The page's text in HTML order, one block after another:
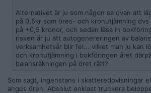
Alternativet är ju som någon sa ovan att
på 0,5kr som öres- och kronutjämning
på +0,5 kronor, och sedan läsa in
risken är ju att autogenereringen av
verksamhetsår blir fel... vilket man ju kan
och kronutjämning i bokföringen året
balansräkningen på öret rätt?
Som sagt, ingenstans i skatteredovisningar
anges ören. Absolut enklast trunkera